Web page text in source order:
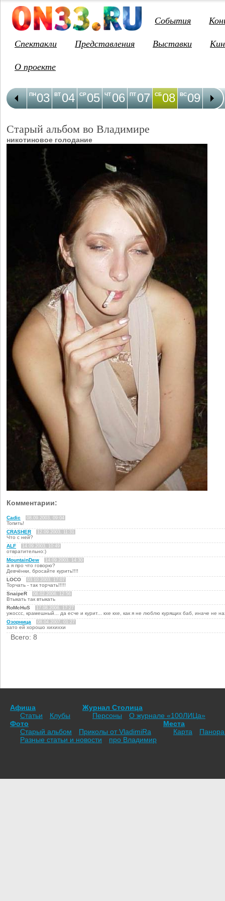
События
Спектакли
Представления Выставки
О проекте
03
ПН 04
ВТ 05
СР 06
ЧТ 07
ПТ 08
СБ 09
ВС 10
ПН
Старый альбом во Владимире
никотиновое голодание
Комментарии:
Cadic 08.09.2003, 09:04
Топить!
CRASHER
12.09.2003, 11:31
Что с ней?
ALF
14.09.2003, 10:49
отвратительно:)
MountainDew
14.09.2003, 14:30
а я про что говорю?
Девчёнки, бросайте курить!!!!
LOCO
03.10.2003, 17:07
Торчать - так торчать!!!!!
SnaipeR
06.02.2006, 12:56
Втыкать так втыкать
RoMcHuS
17.08.2006, 17:27
ужоссс, крамешный... да есче и курит... кхе кхе, как я не люблю курящих баб, иначе не
Озорница
08.04.2007, 01:27
зато ей хорошо хихиххи
Всего: 8
Афиша
Статьи
Клубы
Журнал Столица
Персоны
О журнале «100ЛИЦа»
Фото
Старый альбом
Приколы от VladimiRа
Места
Карта
Разные статьи и новости
про Владимир